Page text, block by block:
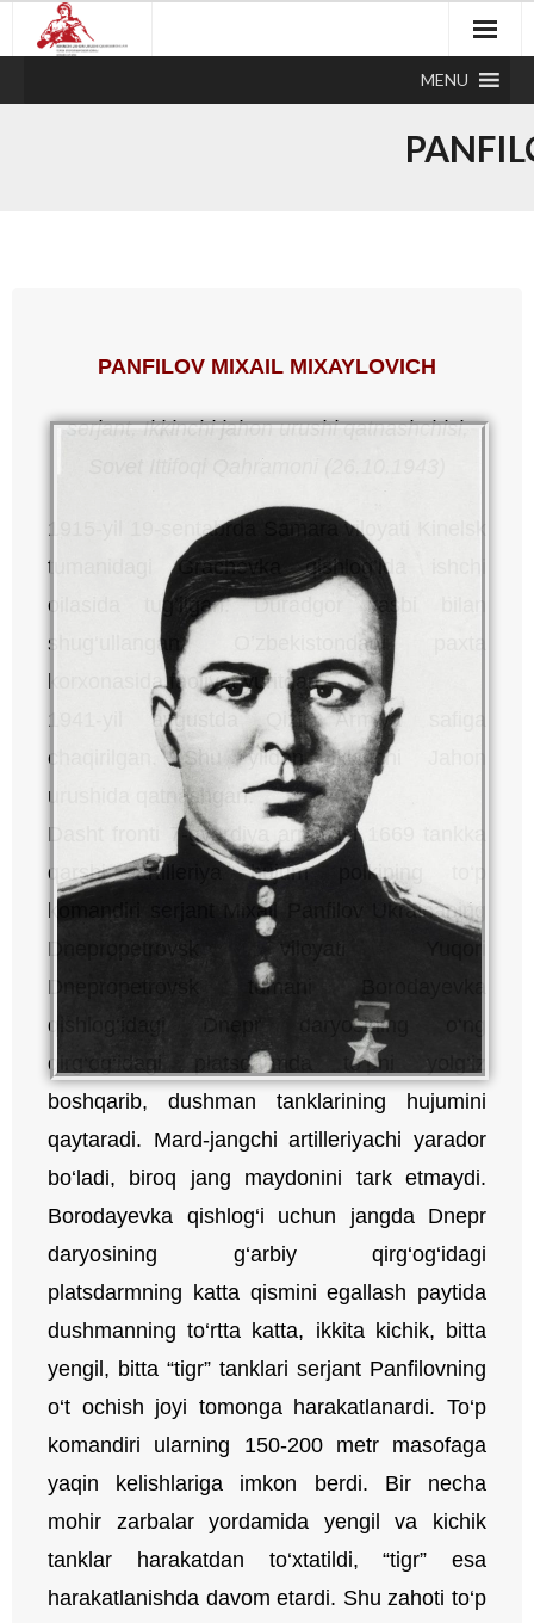
MENU
PANFILOV MIXAIL MIXAYLOVICH
serjant, Ikkinchi jahon urushi qatnashchisi,
Qahramoni
1915-yil 19-sentabrda Samara viloyati Kinelsk
tumanidagi Grachevka qishlog’ida ishchi
oilasida tug’ilgan. Duradgor kasbi bilan
shug‘ullangan. O’zbekistondagi paxta
korxonasida faoliyat yuritgan.
1941-yil avgustda Qizil Armiya safiga
chaqirilgan. Shu yildan Ikkinchi Jahon
urushida qatnashgan.
Dasht fronti 7-gvardiya armiyasi 1669 tankka
qarshi artilleriya hujum polkining to‘p
komandiri serjant Mixail Panfilov Ukrainaning
Dnepropetrovsk viloyati Yuqori
Dnepropetrovsk tumani Borodayevka
qishlog‘idagi Dnepr daryosining o‘ng
qirg‘og‘idagi platsdarmda to‘pni yolg‘iz
boshqarib, dushman tanklarining hujumini
qaytaradi. Mard-jangchi artilleriyachi yarador
bo‘ladi, biroq jang maydonini tark etmaydi.
Borodayevka qishlog‘i uchun jangda Dnepr
daryosining g‘arbiy qirg‘og‘idagi
platsdarmning katta qismini egallash paytida
dushmanning to‘rtta katta, ikkita kichik, bitta
yengil, bitta “tigr” tanklari serjant Panfilovning
o‘t ochish joyi tomonga harakatlanardi. To‘p
komandiri ularning 150-200 metr masofaga
yaqin kelishlariga imkon berdi. Bir necha
mohir zarbalar yordamida yengil va kichik
tanklar harakatdan to‘xtatildi, “tigr” esa
harakatlanishda davom etardi. Shu zahoti to‘p